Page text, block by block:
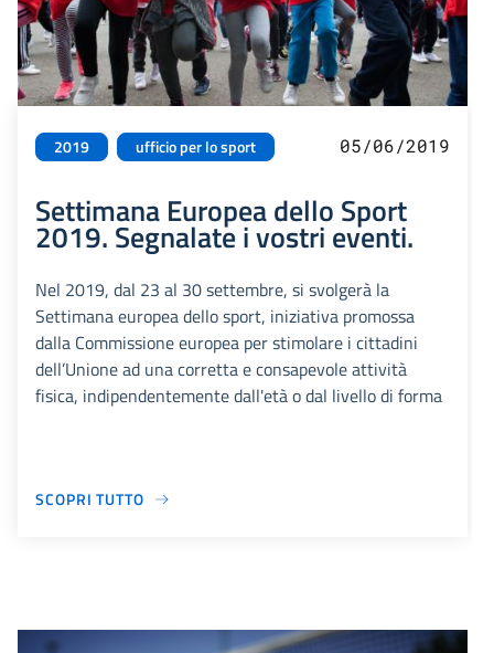
2019 ufficio per lo sport 05/06/2019
Settimana Europea dello Sport
2019. Segnalate i vostri eventi.
Nel 2019, dal 23 al 30 settembre, si svolgerà la
Settimana europea dello sport, iniziativa promossa
dalla Commissione europea per stimolare i cittadini
dell’Unione ad una corretta e consapevole attività
fisica, indipendentemente dall'età o dal livello di forma
SCOPRI TUTTO